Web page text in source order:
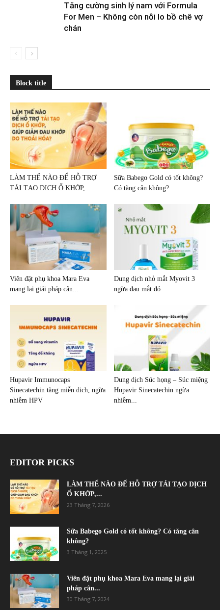
Tăng cường sinh lý nam với Formula
For Men – Không còn nỗi lo bồ chê vợ
chán
Block title
LÀM THẾ NÀO ĐỂ HỖ TRỢ
TÁI TẠO DỊCH Ổ KHỚP,...
Sữa Babego Gold có tốt không?
Có tăng cân không?
Viên đặt phụ khoa Mara Eva
mang lại giải pháp cân...
Dung dịch nhỏ mắt Myovit 3
ngừa đau mắt đỏ
Hupavir Immunocaps
Sinecatechin tăng miễn dịch, ngừa
nhiễm HPV
Dung dịch Súc họng – Súc miệng
Hupavir Sinecatechin ngừa
nhiễm...
EDITOR PICKS
LÀM THẾ NÀO ĐỂ HỖ TRỢ TÁI TẠO DỊCH
Ổ KHỚP,...
23 Tháng 7, 2026
Sữa Babego Gold có tốt không? Có tăng cân
không?
3 Tháng 1, 2025
Viên đặt phụ khoa Mara Eva mang lại giải
pháp cân...
30 Tháng 7, 2024